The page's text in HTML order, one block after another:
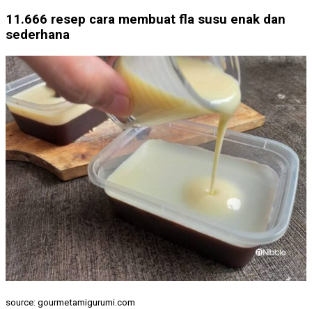
11.666 resep cara membuat fla susu enak dan
sederhana
source: gourmetamigurumi.com